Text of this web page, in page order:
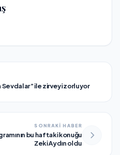
Sevdalar” ile zirveyi zorluyor
SONRAKİ HABER
bu haftaki konuğu
Zeki Aydın oldu